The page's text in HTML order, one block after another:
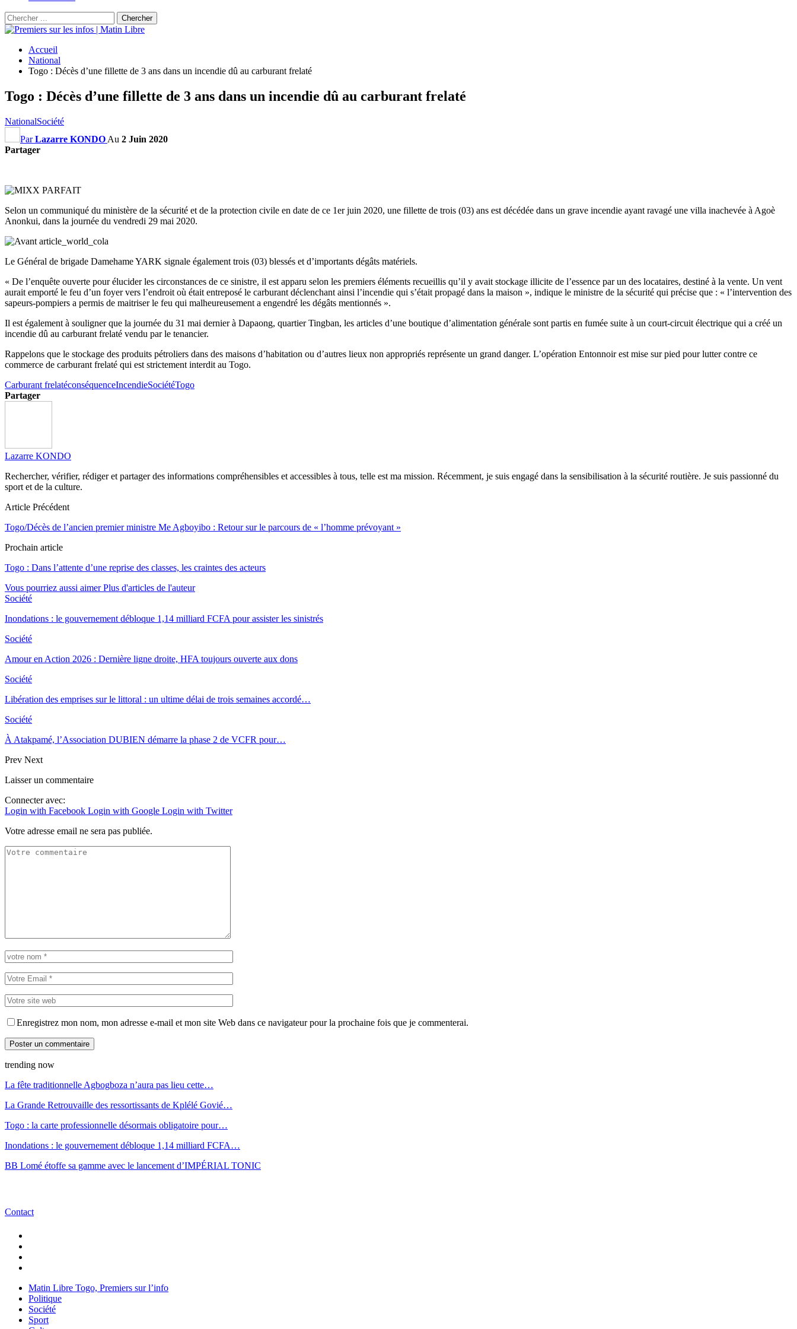
Accueil
National
Togo : Décès d’une fillette de 3 ans dans un incendie dû au carburant frelaté
Togo : Décès d’une fillette de 3 ans dans un incendie dû au carburant frelaté
NationalSociété
ParLazarre KONDO Au 2 Juin 2020
Partager
Selon un communiqué du ministère de la sécurité et de la protection civile en date de ce 1er juin 2020, une fillette de trois (03) ans est décédée dans un grave incendie ayant ravagé une villa inachevée à Agoè
Anonkui, dans la journée du vendredi 29 mai 2020.
Le Général de brigade Damehame YARK signale également trois (03) blessés et d’importants dégâts matériels.
« De l’enquête ouverte pour élucider les circonstances de ce sinistre, il est apparu selon les premiers éléments recueillis qu’il y avait stockage illicite de l’essence par un des locataires, destiné à la vente. Un vent
aurait emporté le feu d’un foyer vers l’endroit où était entreposé le carburant déclenchant ainsi l’incendie qui s’était propagé dans la maison », indique le ministre de la sécurité qui précise que : « l’intervention des
sapeurs-pompiers a permis de maitriser le feu qui malheureusement a engendré les dégâts mentionnés ».
Il est également à souligner que la journée du 31 mai dernier à Dapaong, quartier Tingban, les articles d’une boutique d’alimentation générale sont partis en fumée suite à un court-circuit électrique qui a créé un
incendie dû au carburant frelaté vendu par le tenancier.
Rappelons que le stockage des produits pétroliers dans des maisons d’habitation ou d’autres lieux non appropriés représente un grand danger. L’opération Entonnoir est mise sur pied pour lutter contre ce
commerce de carburant frelaté qui est strictement interdit au Togo.
Carburant frelatéconséquenceIncendieSociétéTogo
Partager
Lazarre KONDO
Rechercher, vérifier, rédiger et partager des informations compréhensibles et accessibles à tous, telle est ma mission. Récemment, je suis engagé dans la sensibilisation à la sécurité routière. Je suis passionné du
sport et de la culture.
Article Précédent
Togo/Décès de l’ancien premier ministre Me Agboyibo : Retour sur le parcours de « l’homme prévoyant »
Prochain article
Togo : Dans l’attente d’une reprise des classes, les craintes des acteurs
Vous pourriez aussi aimer Plus d'articles de l'auteur
Société
Inondations : le gouvernement débloque 1,14 milliard FCFA pour assister les sinistrés
Société
Amour en Action 2026 : Dernière ligne droite, HFA toujours ouverte aux dons
Société
Libération des emprises sur le littoral : un ultime délai de trois semaines accordé…
Société
À Atakpamé, l’Association DUBIEN démarre la phase 2 de VCFR pour…
Prev Next
Laisser un commentaire
Connecter avec:
Login with Facebook Login with Google Login with Twitter
Votre adresse email ne sera pas publiée.
Enregistrez mon nom, mon adresse e-mail et mon site Web dans ce navigateur pour la prochaine fois que je commenterai.
trending now
La fête traditionnelle Agbogboza n’aura pas lieu cette…
La Grande Retrouvaille des ressortissants de Kplélé Govié…
Togo : la carte professionnelle désormais obligatoire pour…
Inondations : le gouvernement débloque 1,14 milliard FCFA…
BB Lomé étoffe sa gamme avec le lancement d’IMPÉRIAL TONIC
Contact
Matin Libre Togo, Premiers sur l’info
Politique
Société
Sport